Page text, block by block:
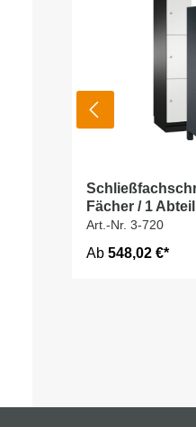
Fächer / 1
Abteilbreite
Art.-Nr. 3-720
Ab 548,02 €*